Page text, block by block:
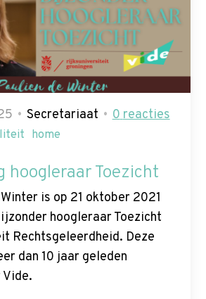
Secretariaat 0 reacties
home
hoogleraar Toezicht
is op 21 oktober 2021
hoogleraar Toezicht
Rechtsgeleerdheid. Deze
dan 10 jaar geleden